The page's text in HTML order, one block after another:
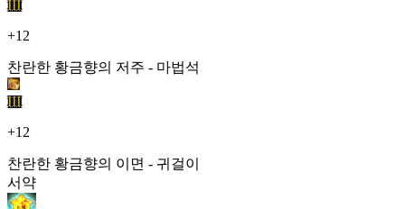
III
+12
찬란한 황금향의 저주 - 마법석
III
+12
찬란한 황금향의 이면 - 귀걸이
서약